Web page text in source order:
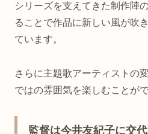
シリーズを支えてきた制作陣
ることで作品に新しい風が吹
ています。
さらに主題歌アーティストの
ではの雰囲気を楽しむことが
監督は今井友紀子に交代